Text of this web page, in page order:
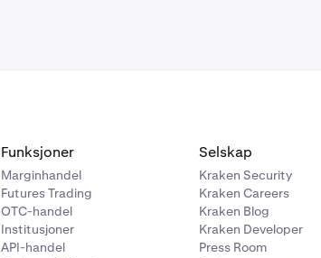
Funksjoner
Marginhandel
Futures Trading
OTC-handel
Institusjoner
API-handel
Selskap
Kraken Security
Kraken Careers
Kraken Blog
Kraken Developer
Press Room